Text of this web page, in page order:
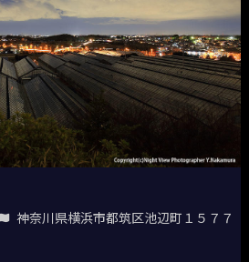
神奈川県横浜市都筑区池辺町１５７７